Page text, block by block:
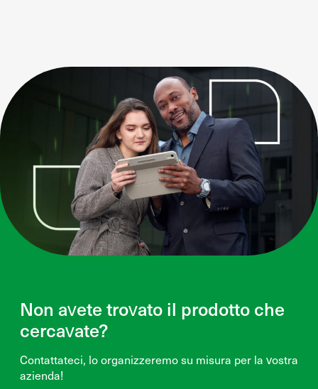
Non avete trovato il prodotto che
cercavate?
Contattateci, lo organizzeremo su misura per la vostra
azienda!